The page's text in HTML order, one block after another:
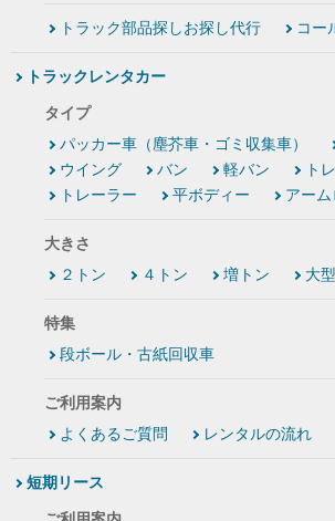
トラック部品探しお探し代行 コー
トラックレンタカー
タイプ
パッカー車（塵芥車・ゴミ収集車）
ウイング
バン 軽バン
ト
トレーラー
平ボディー アー
大きさ
２トン
４トン 増トン 大型
特集
段ボール・古紙回収車
ご利用案内
よくあるご質問
レンタルの流れ
短期リース